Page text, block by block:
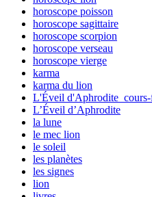
horoscope poisson
horoscope sagittaire
horoscope scorpion
horoscope verseau
horoscope vierge
karma
karma du lion
L'Éveil d'Aphrodite cours-
L’Éveil d’Aphrodite
la lune
le mec lion
le soleil
les planètes
les signes
lion